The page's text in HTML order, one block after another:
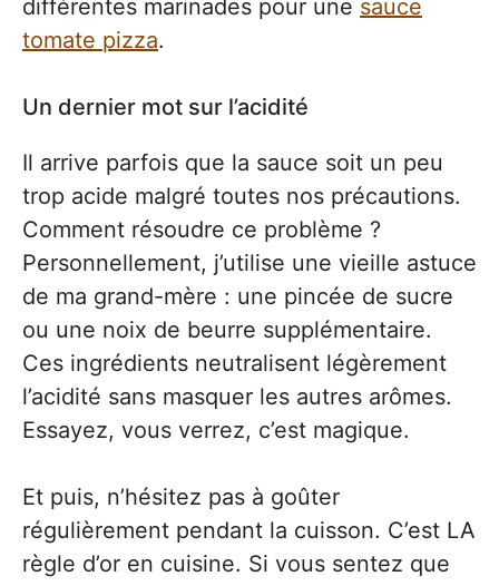
différentes marinades pour une sauce
tomate pizza.
Un dernier mot sur l’acidité
Il arrive parfois que la sauce soit un peu
trop acide malgré toutes nos précautions.
Comment résoudre ce problème ?
Personnellement, j’utilise une vieille astuce
de ma grand-mère : une pincée de sucre
ou une noix de beurre supplémentaire.
Ces ingrédients neutralisent légèrement
l’acidité sans masquer les autres arômes.
Essayez, vous verrez, c’est magique.
Et puis, n’hésitez pas à goûter
régulièrement pendant la cuisson. C’est LA
règle d’or en cuisine. Si vous sentez que